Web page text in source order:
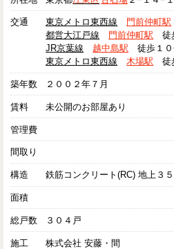
交通 東京メトロ東西線 門前仲町駅
都営大江戸線
門前仲町駅 徒
JR京葉線
越中島駅 徒歩１
東京メトロ東西線
木場駅 徒
築年数 ２００２年７月
賃料 未公開のお部屋あり
管理費
間取り
構造 鉄筋コンクリート(RC) 地上３
面積
総戸数 ３０４戸
施工 株式会社 安藤・間